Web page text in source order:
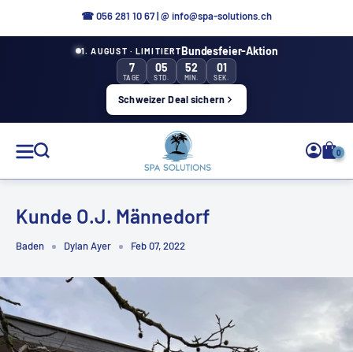
☎ 056 281 10 67|@ info@spa-solutions.ch
1. AUGUST · LIMITIERTBundesfeier-Aktion
7
TAGE
05
STD.
52
MIN.
00
SEK.
Schweizer Deal sichern
Solutions
0
Kunde O.J. Männedorf
Baden Dylan Ayer Feb 07, 2022